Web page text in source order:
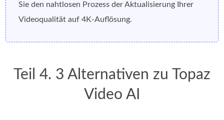
Sie den nahtlosen Prozess der Aktualisierung Ihrer
Videoqualität auf 4K-Auflösung.
Teil 4. 3 Alternativen zu Topaz
Video AI